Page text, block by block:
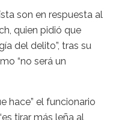
son en respuesta al
quien pidió que
del delito”, tras su
“no será un
hace” el funcionario
tirar más leña al